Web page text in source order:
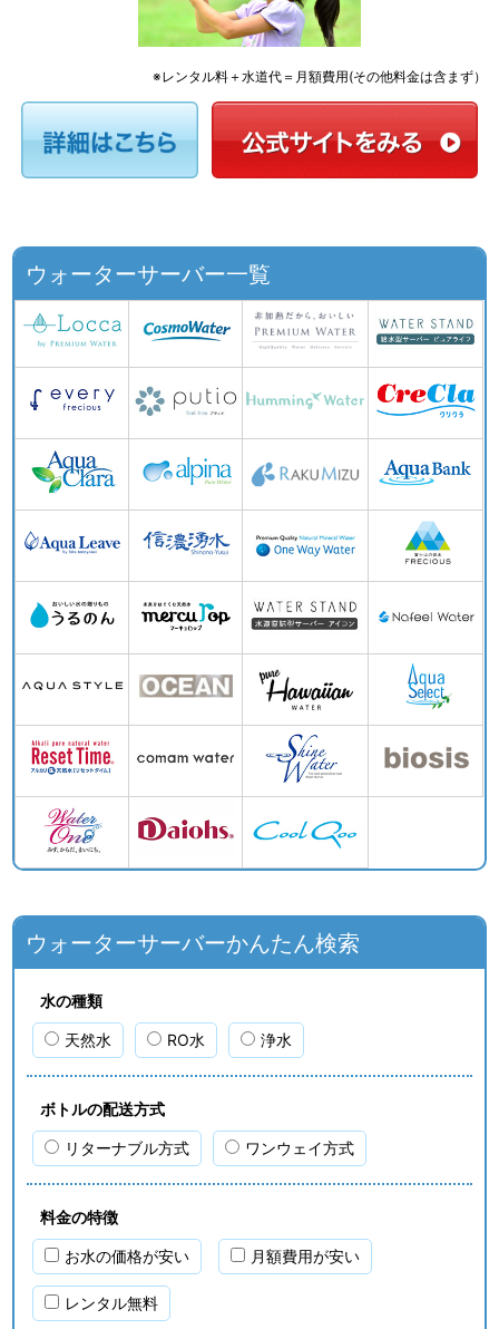
※レンタル料＋水道代＝月額費用(その他料金は含まず）
ウォーターサーバー一覧
ウォーターサーバーかんたん検索
水の種類
天然水 RO水 浄水
ボトルの配送方式
リターナブル方式 ワンウェイ方式
料金の特徴
お水の価格が安い 月額費用が安い
レンタル無料